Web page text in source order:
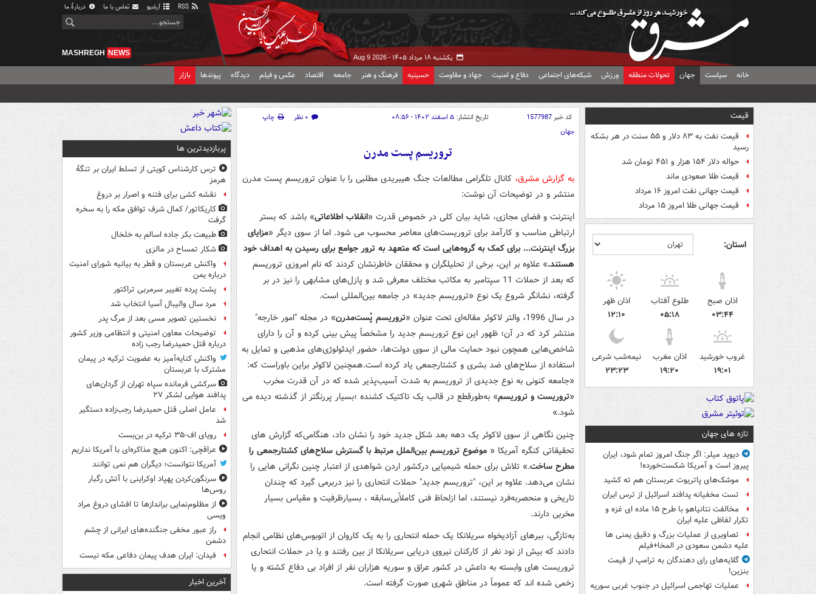
آرشیو تماس با ما دربارهٔ ما
یکشنبه ۱۸ مرداد ۱۴۰۵ - Aug 9 2026
MASHREGH NEWS
خانه سیاست جهان تحولات منطقه ورزش شبکه‌های اجتماعی دفاع و امنیت جهاد و مقاومت حسینیه فرهنگ و هنر جامعه اقتصاد عکس و فیلم دیدگاه پیوندها بازار
قیمت
قیمت نفت به ۸۳ دلار و ۵۵ سنت در هر بشکه
رسید
حواله دلار ۱۵۴ هزار و ۴۵۱ تومان شد
قیمت طلا صعودی ماند
قیمت جهانی نفت امروز ۱۶ مرداد
قیمت جهانی طلا امروز ۱۵ مرداد
استان:
اذان صبح
۰۳:۴۴
طلوع آفتاب
۰۵:۱۸
اذان ظهر
۱۲:۱۰
غروب خورشید
۱۹:۰۱
اذان مغرب
۱۹:۲۰
نیمه‌شب شرعی
۲۳:۲۳
تازه های جهان
دیوید میلر: اگر جنگ امروز تمام شود، ایران
پیروز است و آمریکا شکست‌خورده!
موشک‌های پاتریوت عربستان هم ته‌ کشید
تست مخفیانه پدافند اسرائیل از ترس ایران
مخالفت نتانیاهو با طرح ۱۵ ماده ای غزه و
تکرار لفاظی علیه ایران
تصاویری از عملیات بزرگ و دقیق یمنی ها
علیه دشمن سعودی در المخا+فیلم
گلایه‌های رای دهندگان به ترامپ از قیمت
بنزین!
عملیات تهاجمی اسرائیل در جنوب غربی سوریه
کد خبر1577987 تاریخ انتشار: ۵ اسفند ۱۴۰۲ - ۰۸:۵۶ ۰ نظر
چاپ
جهان
تروریسم پست مدرن
به گزارش مشرق، کانال تلگرامی مطالعات جنگ هیبریدی مطلبی را با عنوان تروریسم پست مدرن
منتشر و در توضیحات آن نوشت:
اینترنت و فضای مجازی، شاید بیان کلی در خصوص قدرت «انقلاب اطلاعاتی» باشد که بستر
ارتباطی مناسب و کارآمد برای تروریست‌های معاصر محسوب می شود. اما از سوی دیگر «مزایای
بزرگ اینترنت... برای کمک به گروه‌هایی است که متعهد به ترور جوامع برای رسیدن به اهداف خود
هستند.» علاوه بر این، برخی از تحلیلگران و محققان خاطرنشان کردند که نام امروزی تروریسم
که بعد از حملات 11 سپتامبر به مکاتب مختلف معرفی شد و پازل‌های مشابهی را نیز در بر
گرفته، نشانگر شروع یک نوع «تروریسم جدید» در جامعه بین‌المللی است.
در سال 1996، والتر لاکوئر مقاله‌ای تحت عنوان «
تروریسم پُست‌مدرن» در مجله "امور خارجه"
منتشر کرد که در آن؛ ظهور این نوع تروریسم جدید را مشخصاً پیش بینی کرده و آن را دارای
شاخص‌هایی همچون نبود حمایت مالی از سوی دولت‌ها، حضور ایدئولوژی‌های مذهبی و تمایل به
استفاده از سلاح‌های ضد بشری و کشتارجمعی یاد کرده است.همچنین لاکوئر براین باوراست که:
«جامعه کنونی به نوع جدیدی از تروریسم به شدت آسیب‌پذیر شده که در آن قدرت مخرب
«تروریست و تروریسم» به‌طورقطع در قالب یک تاکتیک کشنده ؛بسیار پررنگتر از گذشته دیده می
شود.»
چنین نگاهی از سوی لاکوئر یک دهه بعد شکل جدید خود را نشان داد، هنگامی‌که گزارش های
تحقیقاتی کنگره آمریکا « موضوع تروریسم بین‌الملل مرتبط با گسترش سلاح‌های کشتارجمعی را
مطرح ساخت.» تلاش برای حمله شیمیایی درکشور اردن شواهدی از اعتبار چنین نگرانی هایی را
نشان می‌دهد. علاوه بر این، "تروریسم جدید" حملات انتحاری را نیز دربرمی گیرد که چندان
تاریخی و منحصربه‌فرد نیستند، اما ازلحاظ فنی کاملاًبی‌سابقه ، بسیارظرفیت و مقیاس بسیار
مخربی دارند.
به‌تازگی، ببرهای آزادیخواه سریلانکا یک حمله انتحاری را به یک کاروان از اتوبوس‌های نظامی انجام
دادند که بیش از نود نفر از کارکنان نیروی دریایی سریلانکا از بین رفتند و یا در حملات انتحاری
تروریست های وابسته به داعش در کشور عراق و سوریه هزاران نفر از افراد بی دفاع کشته و یا
زخمی شده اند که عموماً در مناطق شهری صورت گرفته است.
پربازدیدترین ها
ترس کارشناس کویتی از تسلط ایران بر تنگۀ
هرمز
نقشه کشی برای فتنه و اصرار بر دروغ
کاریکاتور/ کمال شرف توافق مکه را به سخره
گرفت
طبیعت بکر جاده اسالم به خلخال
شکار تمساح در مالزی
واکنش عربستان و قطر به بیانیه شورای امنیت
درباره یمن
پشت پرده تغییر سرمربی تراکتور
مرد سال والیبال آسیا انتخاب شد
نخستین تصویر مسی بعد از مرگ پدر
توضیحات معاون امنیتی و انتظامی وزیر کشور
درباره قتل حمیدرضا رجب زاده
واکنش کنایه‌آمیز به عضویت ترکیه در پیمان
مشترک با عربستان
سرکشی فرمانده سپاه تهران از گردان‌های
پدافند هوایی لشکر ۲۷
عامل اصلی قتل حمیدرضا رجب‌زاده دستگیر
شد
رویای اف-۳۵ ترکیه در بن‌بست
عراقچی: اکنون هیچ مذاکره‌ای با آمریکا نداریم
آمریکا نتوانست؛ دیگران هم نمی توانند
سرنگون‌کردن پهپاد اوکراینی با آتش رگبار
روس‌ها
از مظلوم‌نمایی براندازها تا افشای دروغ مراد
ویسی
راز عبور مخفی جنگنده‌های ایرانی از چشم
دشمن
فیدان: ایران هدف پیمان دفاعی مکه نیست
آخرین اخبار